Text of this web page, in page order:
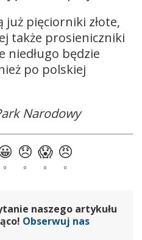
już pięciorniki złote,
także prosieniczniki
niedługo będzie
po polskiej
Narodowy
naszego artykułu
Obserwuj nas